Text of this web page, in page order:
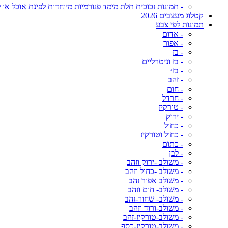
- תמונות זכוכית תלת מימד פנורמיות מיוחדות לפינת אוכל או
קטלוג מעצבים 2026
תמונות לפי צבע
- אדום
- אפור
- בז
- בז וניטרליים
- בז׳
- זהב
- חום
- חרדל
- טורקיז
- ירוק
- כחול
- כחול וטורקיז
- כתום
- לבן
- משולב -ירוק וזהב
- משולב -כחול וזהב
- משולב אפור זהב
- משולב- חום וזהב
- משולב- שחור-זהב
- משולב-ורוד וזהב
- משולב-טורקיז-זהב
- משולב-טורקיז-כסף